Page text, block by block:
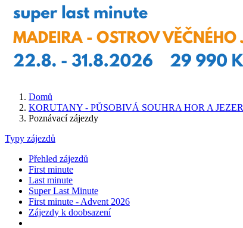
Domů
KORUTANY - PŮSOBIVÁ SOUHRA HOR A JEZER
Poznávací zájezdy
Typy zájezdů
Přehled zájezdů
First minute
Last minute
Super Last Minute
First minute - Advent 2026
Zájezdy k doobsazení